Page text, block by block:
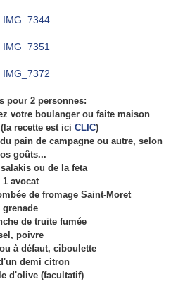
pour 2 personnes:
votre boulanger ou faite maison
recette est ici CLIC)
pain de campagne ou autre, selon
goûts...
ou de la feta
1 avocat
de fromage Saint-Moret
grenade
de truite fumée
poivre
à défaut, ciboulette
demi citron
d'olive (facultatif)